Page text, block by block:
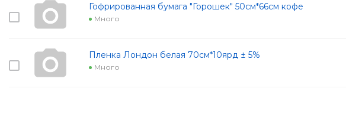
Гофрированная бумага "Горошек" 50см*66см кофе
Много
Пленка Лондон белая 70см*10ярд ± 5%
Много